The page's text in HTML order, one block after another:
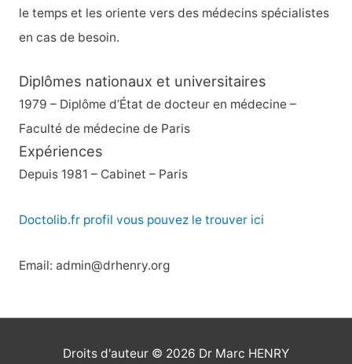
le temps et les oriente vers des médecins spécialistes
en cas de besoin.
Diplômes nationaux et universitaires
1979 – Diplôme d’État de docteur en médecine –
Faculté de médecine de Paris
Expériences
Depuis 1981 – Cabinet – Paris
Doctolib.fr profil vous pouvez le trouver ici
Email: admin@drhenry.org
Droits d'auteur © 2026 Dr Marc HENRY